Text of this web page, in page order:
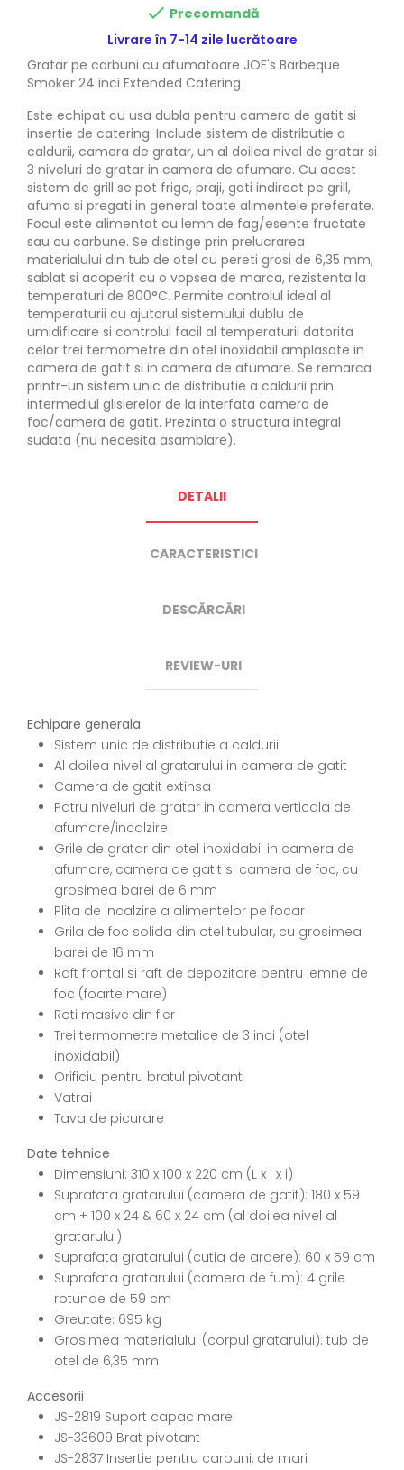
 Precomandă
Livrare în 7-14 zile lucrătoare
Gratar pe carbuni cu afumatoare JOE's Barbeque
Smoker 24 inci Extended Catering
Este echipat cu usa dubla pentru camera de gatit si
insertie de catering. Include sistem de distributie a
caldurii, camera de gratar, un al doilea nivel de gratar si
3 niveluri de gratar in camera de afumare. Cu acest
sistem de grill se pot frige, praji, gati indirect pe grill,
afuma si pregati in general toate alimentele preferate.
Focul este alimentat cu lemn de fag/esente fructate
sau cu carbune. Se distinge prin prelucrarea
materialului din tub de otel cu pereti grosi de 6,35 mm,
sablat si acoperit cu o vopsea de marca, rezistenta la
temperaturi de 800°C. Permite controlul ideal al
temperaturii cu ajutorul sistemului dublu de
umidificare si controlul facil al temperaturii datorita
celor trei termometre din otel inoxidabil amplasate in
camera de gatit si in camera de afumare. Se remarca
printr-un sistem unic de distributie a caldurii prin
intermediul glisierelor de la interfata camera de
foc/camera de gatit. Prezinta o structura integral
sudata (nu necesita asamblare).
DETALII
CARACTERISTICI
DESCĂRCĂRI
REVIEW-URI
Echipare generala
Sistem unic de distributie a caldurii
Al doilea nivel al gratarului in camera de gatit
Camera de gatit extinsa
Patru niveluri de gratar in camera verticala de
afumare/incalzire
Grile de gratar din otel inoxidabil in camera de
afumare, camera de gatit si camera de foc, cu
grosimea barei de 6 mm
Plita de incalzire a alimentelor pe focar
Grila de foc solida din otel tubular, cu grosimea
barei de 16 mm
Raft frontal si raft de depozitare pentru lemne de
foc (foarte mare)
Roti masive din fier
Trei termometre metalice de 3 inci (otel
inoxidabil)
Orificiu pentru bratul pivotant
Vatrai
Tava de picurare
Date tehnice
Dimensiuni: 310 x 100 x 220 cm (L x l x i)
Suprafata gratarului (camera de gatit): 180 x 59
cm + 100 x 24 & 60 x 24 cm (al doilea nivel al
gratarului)
Suprafata gratarului (cutia de ardere): 60 x 59 cm
Suprafata gratarului (camera de fum): 4 grile
rotunde de 59 cm
Greutate: 695 kg
Grosimea materialului (corpul gratarului): tub de
otel de 6,35 mm
Accesorii
JS-2819 Suport capac mare
JS-33609 Brat pivotant
JS-2837 Insertie pentru carbuni, de mari